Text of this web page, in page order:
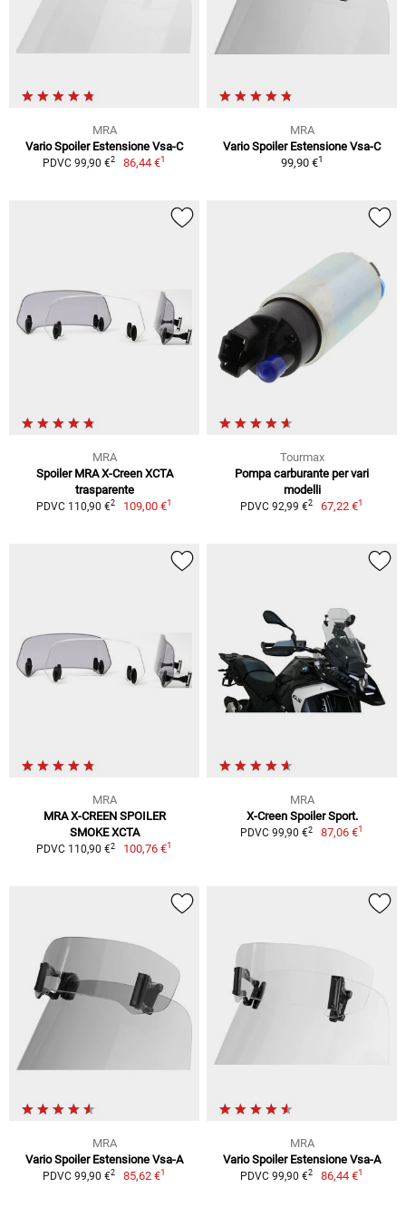
MRA
Vario Spoiler Estensione Vsa-C
PDVC 99,90 €2 86,44 €1
MRA
Vario Spoiler Estensione Vsa-C
99,90 €1
MRA
Spoiler MRA X-Creen XCTA
trasparente
PDVC 110,90 €2 109,00 €1
Tourmax
Pompa carburante per vari
modelli
PDVC 92,99 €2 67,22 €1
MRA
MRA X-CREEN SPOILER
SMOKE XCTA
PDVC 110,90 €2 100,76 €1
MRA
X-Creen Spoiler Sport.
PDVC 99,90 €2 87,06 €1
MRA
Vario Spoiler Estensione Vsa-A
PDVC 99,90 €2 85,62 €1
MRA
Vario Spoiler Estensione Vsa-A
PDVC 99,90 €2 86,44 €1